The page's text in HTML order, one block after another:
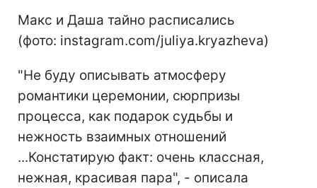
Макс и Даша тайно расписались
(фото: instagram.com/juliya.kryazheva)
"Не буду описывать атмосферу
романтики церемонии, сюрпризы
процесса, как подарок судьбы и
нежность взаимных отношений
...Констатирую факт: очень классная,
нежная, красивая пара", - описала